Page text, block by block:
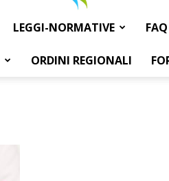
LEGGI-NORMATIVE FAQ
ORDINI REGIONALI